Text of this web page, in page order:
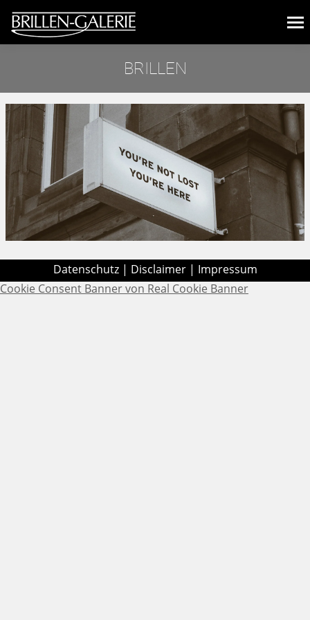
BRILLEN
Datenschutz| Disclaimer| Impressum
Cookie Consent Banner von Real Cookie Banner